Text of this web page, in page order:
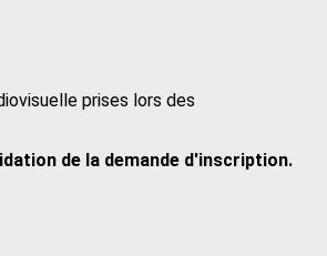
prises lors des
de la demande d'inscription.